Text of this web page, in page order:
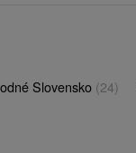
Slovensko (24)